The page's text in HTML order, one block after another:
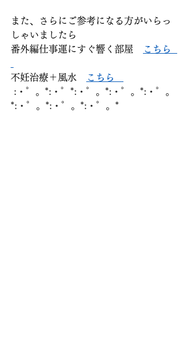
また、さらにご参考になる方がいらっ
しゃいましたら
番外編仕事運にすぐ響く部屋
こちら
不妊治療＋風水
こちら
:・゜。*:・゜*:・゜。*:・゜。*:・゜。
*:・゜。*:・゜。*:・゜。*